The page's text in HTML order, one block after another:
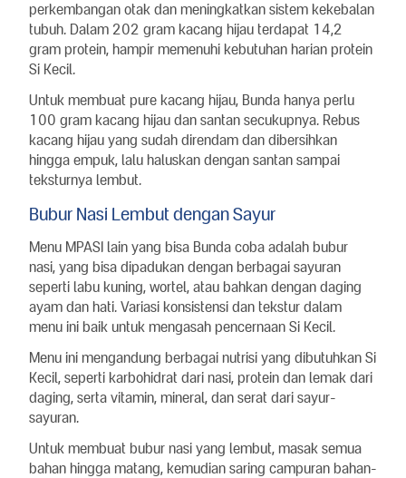
perkembangan otak dan meningkatkan sistem kekebalan
tubuh. Dalam 202 gram kacang hijau terdapat 14,2
gram protein, hampir memenuhi kebutuhan harian protein
Si Kecil.
Untuk membuat pure kacang hijau, Bunda hanya perlu
100 gram kacang hijau dan santan secukupnya. Rebus
kacang hijau yang sudah direndam dan dibersihkan
hingga empuk, lalu haluskan dengan santan sampai
teksturnya lembut.
Bubur Nasi Lembut dengan Sayur
Menu MPASI lain yang bisa Bunda coba adalah bubur
nasi, yang bisa dipadukan dengan berbagai sayuran
seperti labu kuning, wortel, atau bahkan dengan daging
ayam dan hati. Variasi konsistensi dan tekstur dalam
menu ini baik untuk mengasah pencernaan Si Kecil.
Menu ini mengandung berbagai nutrisi yang dibutuhkan Si
Kecil, seperti karbohidrat dari nasi, protein dan lemak dari
daging, serta vitamin, mineral, dan serat dari sayur-
sayuran.
Untuk membuat bubur nasi yang lembut, masak semua
bahan hingga matang, kemudian saring campuran bahan-